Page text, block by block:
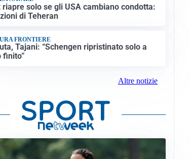
riapre solo se gli USA cambiano condotta:
di Teheran
FRONTIERE
Tajani: “Schengen ripristinato solo a
finito”
Altre notizie